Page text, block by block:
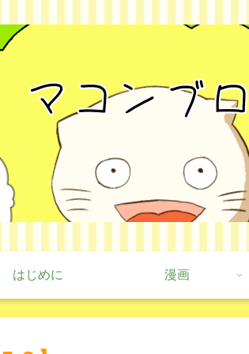
はじめに 漫画